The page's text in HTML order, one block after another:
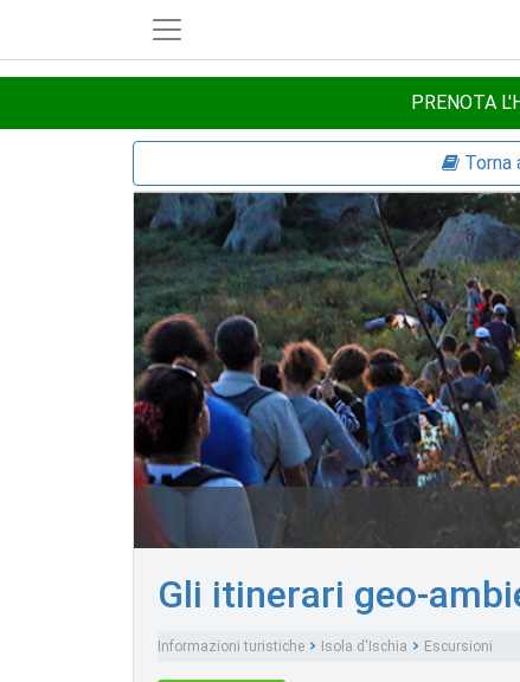
PRENOTA
Torna
Gli itinerari geo-
Informazioni turistiche Isola d'Ischia Escursioni